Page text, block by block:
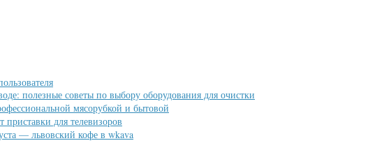
полезные советы по выбору оборудования для очистки
мясорубкой и бытовой
для телевизоров
— львовский кофе в wkava